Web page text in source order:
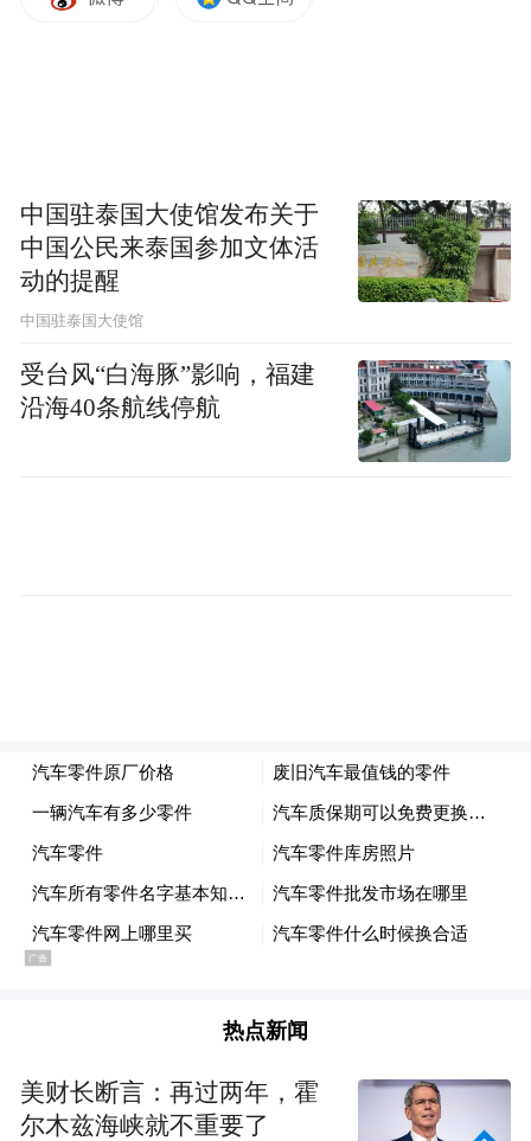
指控，而且据他的同事说，他用不道德的方
式引导证人，目的是牵连我”。
疑点，并且破坏了司法系统的基本原则。
作为回应，卡普开始与另一家大型律师事务
报道称，双方在椭圆形办公室谈了三个小
时，特朗普的谈判顾问威特科夫（Steve
Witkoff）也参加了此次会议。会议气氛融
洽，双方都认为他们已经有了一个可能达成
协议的框架。
有政党的客户提供服务，也会在协助退伍军
人、打击反犹太主义等领域，提供总价值
4000万元的无偿法律服务，同时接受审计监
中国驻泰国大使馆发布关于
中国公民来泰国参加文体活
动的提醒
中国驻泰国大使馆
受台风“白海豚”影响，福建
沿海40条航线停航
热点新闻
美财长断言：再过两年，霍
尔木兹海峡就不重要了